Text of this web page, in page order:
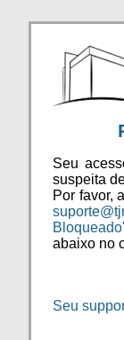
Seu
suspeita
Por favor,
Bloqueado'
abaixo no
Seu